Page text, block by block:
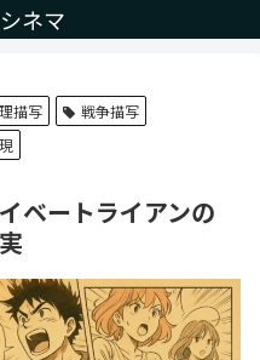
ネマ
描写
戦争描写
ベートライアンの